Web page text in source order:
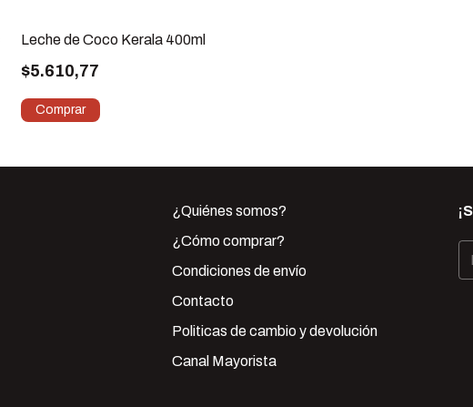
Leche de Coco Kerala 400ml
$5.610,77
¿Quiénes somos?
¿Cómo comprar?
Condiciones de envío
Contacto
Politicas de cambio y devolución
Canal Mayorista